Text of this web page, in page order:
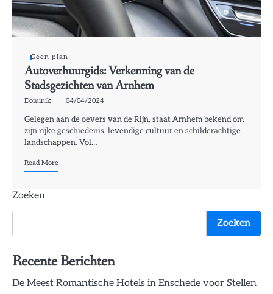
Geen plan
Autoverhuurgids: Verkenning van de
Stadsgezichten van Arnhem
Dominik 04/04/2024
Gelegen aan de oevers van de Rijn, staat Arnhem bekend om
zijn rijke geschiedenis, levendige cultuur en schilderachtige
landschappen. Vol…
Read More
Zoeken
Zoeken
Recente Berichten
De Meest Romantische Hotels in Enschede voor Stellen